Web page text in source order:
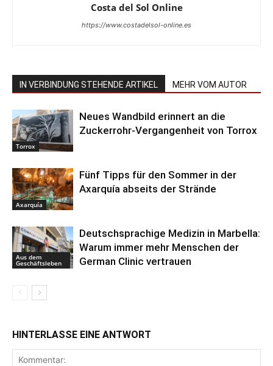
Costa del Sol Online
https://www.costadelsol-online.es
IN VERBINDUNG STEHENDE ARTIKEL MEHR VOM AUTOR
Torrox
Neues Wandbild erinnert an die
Zuckerrohr-Vergangenheit von Torrox
Axarquía
Fünf Tipps für den Sommer in der
Axarquía abseits der Strände
Aus dem
Geschäftsleben
Deutschsprachige Medizin in Marbella:
Warum immer mehr Menschen der
German Clinic vertrauen
HINTERLASSE EINE ANTWORT